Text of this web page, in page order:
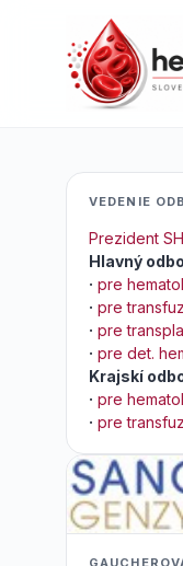
VEDENIE
Prezident
Hlavný
· pre
· pre
· pre
· pre det.
Krajskí
· pre
· pre